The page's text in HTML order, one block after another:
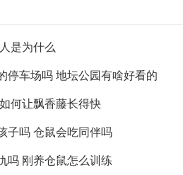
是为什么
停车场吗 地坛公园有啥好看的
何让飘香藤长得快
子吗 仓鼠会吃同伴吗
吗 刚养仓鼠怎么训练